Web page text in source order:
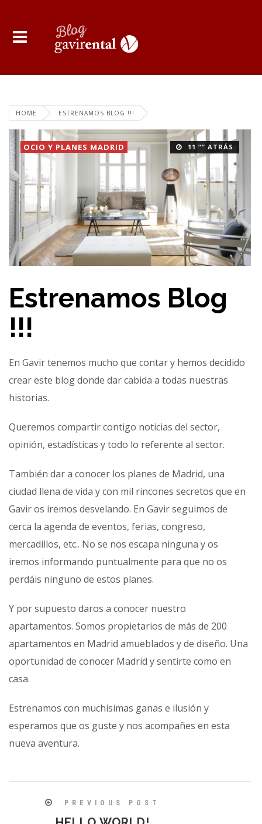
HOME ESTRENAMOS BLOG !!!
11 “” ATRÁS
OCIO Y PLANES MADRID
Estrenamos Blog
!!!
En Gavir tenemos mucho que contar y hemos decidido
crear este blog donde dar cabida a todas nuestras
historias.
Queremos compartir contigo noticias del sector,
opinión, estadísticas y todo lo referente al sector.
También dar a conocer los planes de Madrid, una
ciudad llena de vida y con mil rincones secretos que en
Gavir os iremos desvelando. En Gavir seguimos de
cerca la agenda de eventos, ferias, congreso,
mercadillos, etc.. No se nos escapa ninguna y os
iremos informando puntualmente para que no os
perdáis ninguno de estos planes.
Y por supuesto daros a conocer nuestro
apartamentos. Somos propietarios de más de 200
apartamentos en Madrid amueblados y de diseño. Una
oportunidad de conocer Madrid y sentirte como en
casa.
Estrenamos con muchísimas ganas e ilusión y
esperamos que os guste y nos acompañes en esta
nueva aventura.
PREVIOUS POST